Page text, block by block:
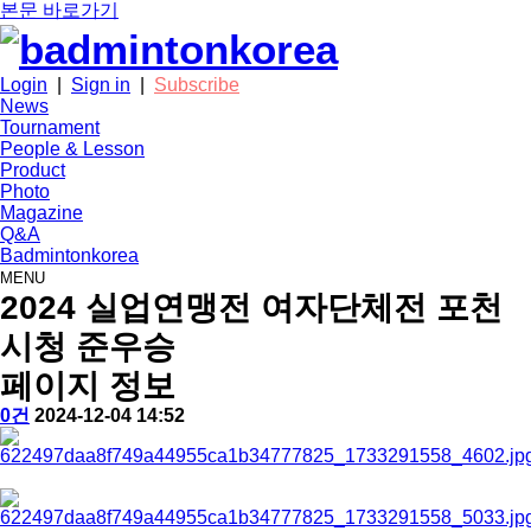
본문 바로가기
Login Sign in
Subscribe
News
Tournament
People & Lesson
Product
Photo
Magazine
Q&A
Badmintonkorea
MENU
photo
2024 실업연맹전 여자단체전 포천
시청 준우승
페이지 정보
작
성
자
배
드
민
코
리
댓
글
0건 작
일
2024-12-04 14:52
본
문